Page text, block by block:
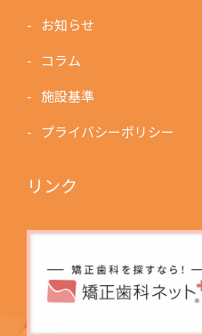
お知らせ
コラム
施設基準
プライバシーポリシー
リンク